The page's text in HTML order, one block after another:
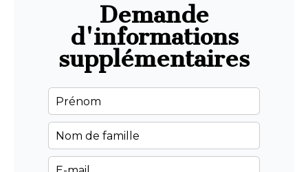
Demande
d'informations
supplémentaires